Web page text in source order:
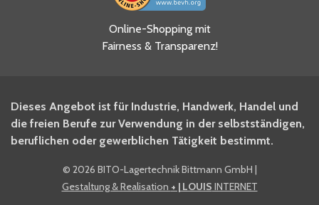
Online-Shopping mit
Fairness & Transparenz!
Dieses Angebot ist für Industrie, Handwerk, Handel und
die freien Berufe zur Verwendung in der selbstständigen,
beruflichen oder gewerblichen Tätigkeit bestimmt.
© 2026 BITO-Lagertechnik Bittmann GmbH |
Gestaltung & Realisation + | LOUIS INTERNET